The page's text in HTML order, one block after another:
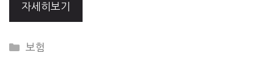
자세히보기
CATEGORIES
보험